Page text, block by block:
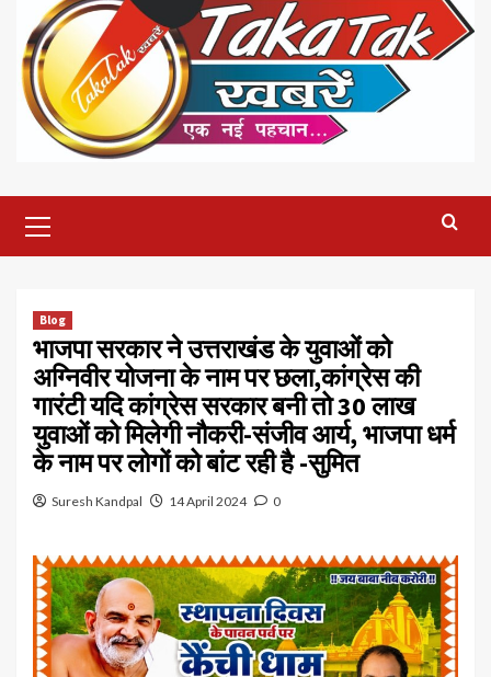
Menu
Blog
भाजपा सरकार ने उत्तराखंड के युवाओं को
अग्निवीर योजना के नाम पर छला,कांग्रेस की
गारंटी यदि कांग्रेस सरकार बनी तो 30 लाख
युवाओं को मिलेगी नौकरी-संजीव आर्य, भाजपा धर्म
के नाम पर लोगों को बांट रही है -सुमित
Suresh Kandpal 14 April 2024 0